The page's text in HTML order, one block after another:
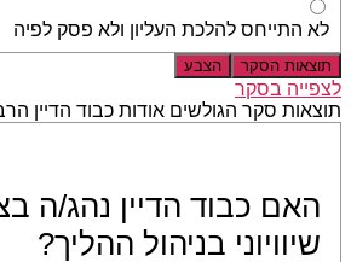
לא התייחס להלכת העליון ולא פסק לפיה
תוצאות הסקר הצבע
לצפייה בסקר
תוצאות סקר הגולשים אודות כבוד הדיין
האם כבוד הדיין נהג/ה
שיוויוני בניהול ההליך?